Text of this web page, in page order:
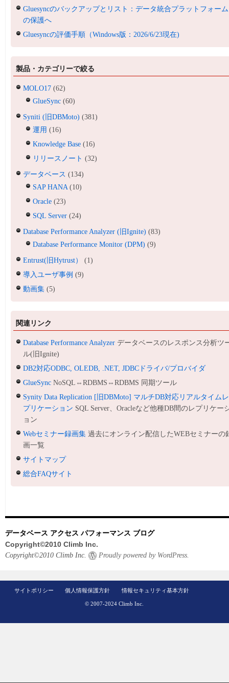
Gluesyncのバックアップとリスト：データ統合プラットフォーム
の保護へ
Gluesyncの評価手順（Windows版：2026/6/23現在)
製品・カテゴリーで絞る
MOLO17 (62)
GlueSync (60)
Syniti (旧DBMoto) (381)
運用 (16)
Knowledge Base (16)
リリースノート (32)
データベース (134)
SAP HANA(10)
Oracle (23)
SQL Server (24)
Database Performance Analyzer (旧Ignite) (83)
Database Performance Monitor (DPM) (9)
Entrust(旧Hytrust）
(1)
導入ユーザ事例 (9)
動画集 (5)
関連リンク
Database Performance Analyzer データベースのレスポンス分析ツ
ル(旧Ignite)
DB2対応ODBC, OLEDB, .NET, JDBCドライバ/プロバイダ
GlueSync NoSQL⇔RDBMS⇔RDBMS 同期ツール
Synity Data Replication [旧DBMoto] マルチDB対応リアルタイムレ
プリケーション SQL Server、Oracleなど他種DB間のレプリケー
ョン
Webセミナー録画集 過去にオンライン配信したWEBセミナーの
画一覧
サイトマップ
総合FAQサイト
データベース アクセス パフォーマンス ブログ
Copyright©2010 Climb Inc.
Copyright©2010 Climb Inc. Proudly powered by WordPress.
サイトポリシー 個人情報保護方針 情報セキュリティ基本方針
© 2007-2024 Climb Inc.